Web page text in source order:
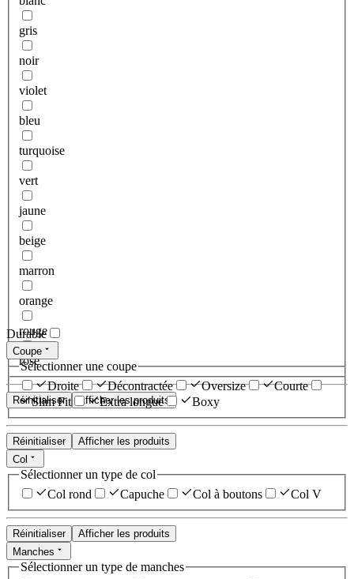
gris
noir
violet
bleu
turquoise
vert
jaune
beige
marron
orange
rouge
rose
Réinitialiser Afficher les produits
Durable
Coupe
Sélectionner une coupe
Droite
Décontractée Oversize
Courte
Slim Fit
Extra longue Boxy
Réinitialiser
Afficher les produits
Col
Sélectionner un type de col
Col rond
Capuche Col à boutons Col V
Réinitialiser
Afficher les produits
Manches
Sélectionner un type de manches